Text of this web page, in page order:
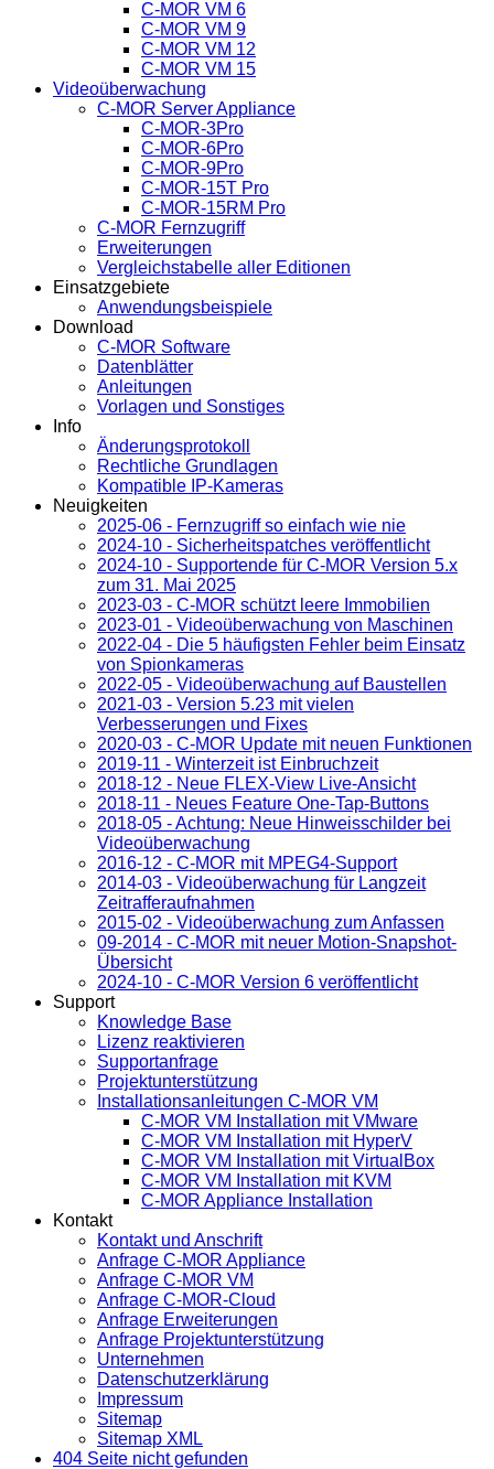
C-MOR VM 6
C-MOR VM 9
C-MOR VM 12
C-MOR VM 15
Videoüberwachung
C-MOR Server Appliance
C-MOR-3Pro
C-MOR-6Pro
C-MOR-9Pro
C-MOR-15T Pro
C-MOR-15RM Pro
C-MOR Fernzugriff
Erweiterungen
Vergleichstabelle aller Editionen
Einsatzgebiete
Anwendungsbeispiele
Download
C-MOR Software
Datenblätter
Anleitungen
Vorlagen und Sonstiges
Info
Änderungsprotokoll
Rechtliche Grundlagen
Kompatible IP-Kameras
Neuigkeiten
2025-06 - Fernzugriff so einfach wie nie
2024-10 - Sicherheitspatches veröffentlicht
2024-10 - Supportende für C-MOR Version 5.x
zum 31. Mai 2025
2023-03 - C-MOR schützt leere Immobilien
2023-01 - Videoüberwachung von Maschinen
2022-04 - Die 5 häufigsten Fehler beim Einsatz
von Spionkameras
2022-05 - Videoüberwachung auf Baustellen
2021-03 - Version 5.23 mit vielen
Verbesserungen und Fixes
2020-03 - C-MOR Update mit neuen Funktionen
2019-11 - Winterzeit ist Einbruchzeit
2018-12 - Neue FLEX-View Live-Ansicht
2018-11 - Neues Feature One-Tap-Buttons
2018-05 - Achtung: Neue Hinweisschilder bei
Videoüberwachung
2016-12 - C-MOR mit MPEG4-Support
2014-03 - Videoüberwachung für Langzeit
Zeitrafferaufnahmen
2015-02 - Videoüberwachung zum Anfassen
09-2014 - C-MOR mit neuer Motion-Snapshot-
Übersicht
2024-10 - C-MOR Version 6 veröffentlicht
Support
Knowledge Base
Lizenz reaktivieren
Supportanfrage
Projektunterstützung
Installationsanleitungen C-MOR VM
C-MOR VM Installation mit VMware
C-MOR VM Installation mit HyperV
C-MOR VM Installation mit VirtualBox
C-MOR VM Installation mit KVM
C-MOR Appliance Installation
Kontakt
Kontakt und Anschrift
Anfrage C-MOR Appliance
Anfrage C-MOR VM
Anfrage C-MOR-Cloud
Anfrage Erweiterungen
Anfrage Projektunterstützung
Unternehmen
Datenschutzerklärung
Impressum
Sitemap
Sitemap XML
404 Seite nicht gefunden